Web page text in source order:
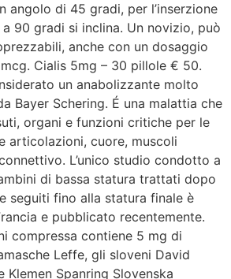
angolo di 45 gradi, per l’inserzione
90 gradi si inclina. Un novizio, può
anche con un dosaggio
Cialis 5mg – 30 pillole € 50.
un anabolizzante molto
Bayer Schering. É una malattia che
organi e funzioni critiche per le
articolazioni, cuore, muscoli
L’unico studio condotto a
di bassa statura trattati dopo
seguiti fino alla statura finale è
e pubblicato recentemente.
compressa contiene 5 mg di
Leffe, gli sloveni David
Klemen Spanring Slovenska